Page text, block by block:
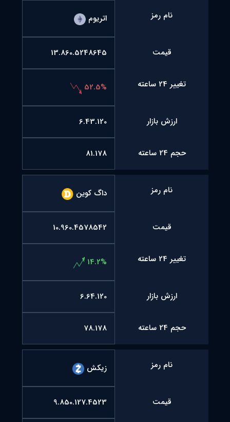
نام رمز اتریوم
قیمت 13.860.5248645
تغییر 24 ساعته 52.5%
ارزش بازار 6.43.120
حجم 24 ساعته 81.178
نام رمز داگ کوین
قیمت 10.960.4578542
تغییر 24 ساعته 14.2%
ارزش بازار 6.64.120
حجم 24 ساعته 78.178
نام رمز زیکش
قیمت 9.850.127.4523